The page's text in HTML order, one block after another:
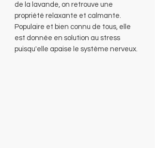
de la lavande, on retrouve une
propriété relaxante et calmante.
Populaire et bien connu de tous, elle
est donnée en solution au stress
puisqu'elle apaise le système nerveux.